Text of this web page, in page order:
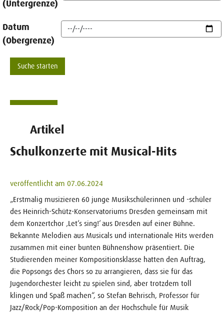
(Untergrenze)
Datum
(Obergrenze)
Artikel
Schulkonzerte mit Musical-Hits
veröffentlicht am 07.06.2024
„Erstmalig musizieren 60 junge Musikschülerinnen und -schüler
des Heinrich-Schütz-Konservatoriums Dresden gemeinsam mit
dem Konzertchor ‚Let‘s sing!‘ aus Dresden auf einer Bühne.
Bekannte Melodien aus Musicals und internationale Hits werden
zusammen mit einer bunten Bühnenshow präsentiert. Die
Studierenden meiner Kompositionsklasse hatten den Auftrag,
die Popsongs des Chors so zu arrangieren, dass sie für das
Jugendorchester leicht zu spielen sind, aber trotzdem toll
klingen und Spaß machen“, so Stefan Behrisch, Professor für
Jazz/Rock/Pop-Komposition an der Hochschule für Musik